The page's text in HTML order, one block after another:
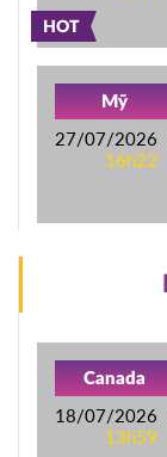
HOT
Mỹ
27/07/2026
16h22
Canada
18/07/2026
13h59